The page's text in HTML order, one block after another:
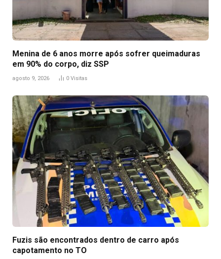
Menina de 6 anos morre após sofrer queimaduras
em 90% do corpo, diz SSP
agosto 9, 2026 0 Visitas
Fuzis são encontrados dentro de carro após
capotamento no TO